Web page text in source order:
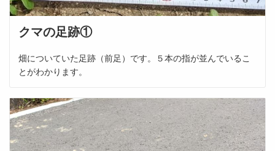
クマの足跡①
畑についていた足跡（前足）です。５本の指が並んでいるこ
とがわかります。